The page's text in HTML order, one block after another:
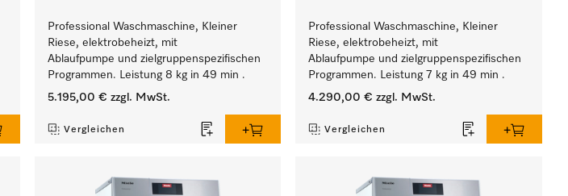
Professional Waschmaschine, Kleiner
Riese, elektrobeheizt, mit
Ablaufpumpe und zielgruppenspezifischen
Programmen. Leistung 8 kg in 49 min .
5.195,00 € zzgl. MwSt.
Vergleichen
Professional Waschmaschine, Kleiner
Riese, elektrobeheizt, mit
Ablaufpumpe und zielgruppenspezifischen
Programmen. Leistung 7 kg in 49 min .
4.290,00 € zzgl. MwSt.
Vergleichen